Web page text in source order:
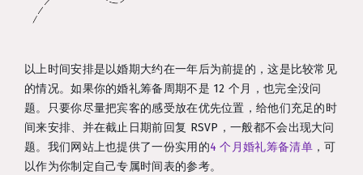
以上时间安排是以婚期大约在一年后为前提的，这是比较常见
的情况。如果你的婚礼筹备周期不是 12 个月，也完全没问
题。只要你尽量把宾客的感受放在优先位置，给他们充足的时
间来安排、并在截止日期前回复 RSVP，一般都不会出现大问
题。我们网站上也提供了一份实用的4 个月婚礼筹备清单，可
以作为你制定自己专属时间表的参考。